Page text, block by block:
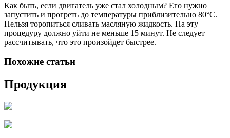
Как быть, если двигатель уже стал холодным? Его нужно
запустить и прогреть до температуры приблизительно 80°С.
Нельзя торопиться сливать масляную жидкость. На эту
процедуру должно уйти не меньше 15 минут. Не следует
рассчитывать, что это произойдет быстрее.
Похожие статьи
Продукция